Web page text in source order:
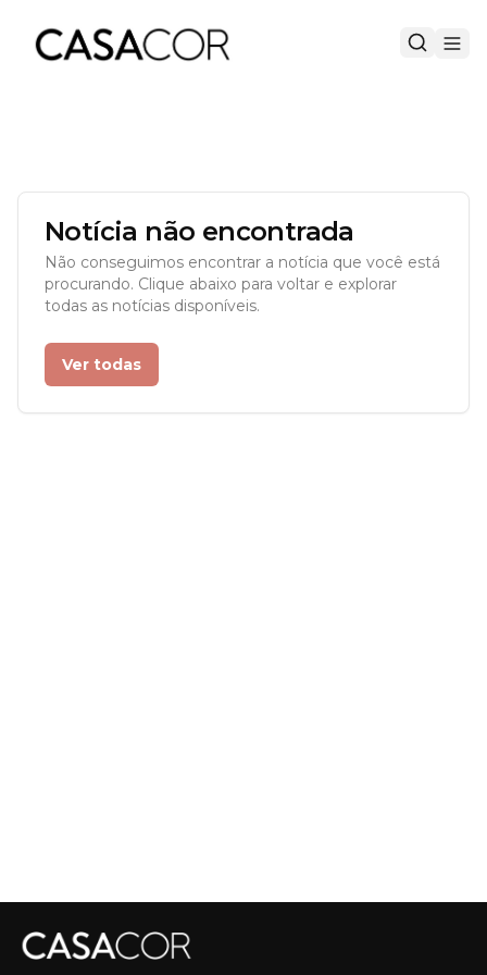
Notícia não encontrada
Não conseguimos encontrar a notícia que você está
procurando. Clique abaixo para voltar e explorar
todas as notícias disponíveis.
Ver todas